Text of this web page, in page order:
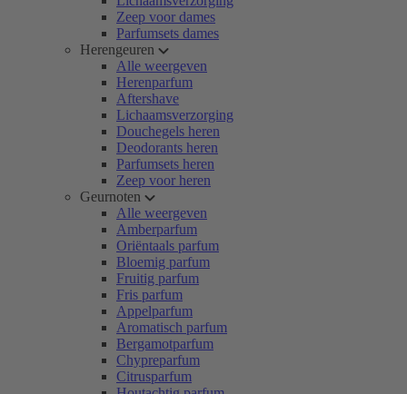
Zeep voor dames
Parfumsets dames
Herengeuren
Alle weergeven
Herenparfum
Aftershave
Lichaamsverzorging
Douchegels heren
Deodorants heren
Parfumsets heren
Zeep voor heren
Geurnoten
Alle weergeven
Amberparfum
Oriëntaals parfum
Bloemig parfum
Fruitig parfum
Fris parfum
Appelparfum
Aromatisch parfum
Bergamotparfum
Chypreparfum
Citrusparfum